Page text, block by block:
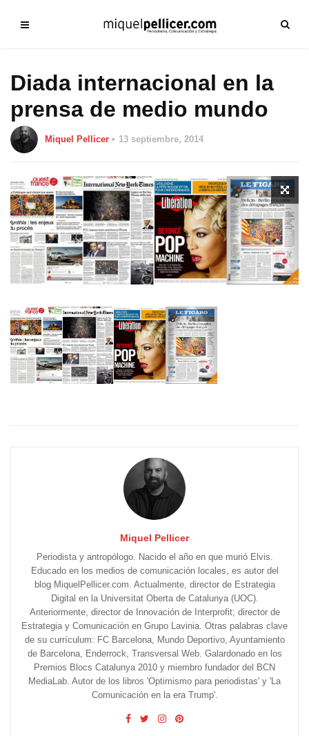
Diada internacional en la
prensa de medio mundo
Miquel Pellicer 13 septiembre, 2014
Miquel Pellicer
Periodista y antropólogo. Nacido el año en que murió Elvis.
Educado en los medios de comunicación locales, es autor del
blog MiquelPellicer.com. Actualmente, director de Estrategia
Digital en la Universitat Oberta de Catalunya (UOC).
Anteriormente, director de Innovación de Interprofit; director de
Estrategia y Comunicación en Grupo Lavinia. Otras palabras clave
de su currículum: FC Barcelona, Mundo Deportivo, Ayuntamiento
de Barcelona, Enderrock, Transversal Web. Galardonado en los
Premios Blocs Catalunya 2010 y miembro fundador del BCN
MediaLab. Autor de los libros 'Optimismo para periodistas' y 'La
Comunicación en la era Trump'.